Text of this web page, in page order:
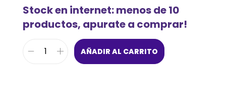
Stock en internet: menos de 10
productos, apurate a comprar!
AÑADIR AL CARRITO